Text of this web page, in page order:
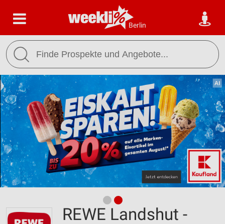
Berlin
REWE Landshut -